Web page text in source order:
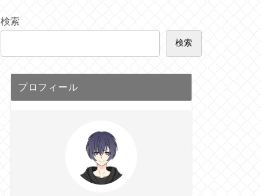
検索
検索
プロフィール